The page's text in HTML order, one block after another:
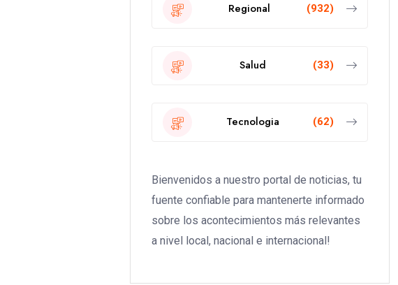
Regional (932)
Salud (33)
Tecnologia (62)
Bienvenidos a nuestro portal de noticias, tu
fuente confiable para mantenerte informado
sobre los acontecimientos más relevantes
a nivel local, nacional e internacional!